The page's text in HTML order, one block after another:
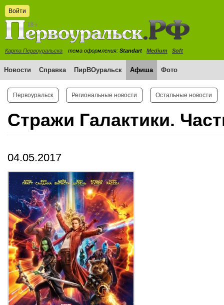
Войти
Карта Первоуральска тема оформления: Standart Medium Soft
Новости Справка ПирВОуральск Афиша Фото
Первоуральск Региональные новости Остальные новости
Стражи Галактики.
04.05.2017